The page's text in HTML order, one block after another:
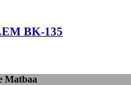
BK-135
Matbaa